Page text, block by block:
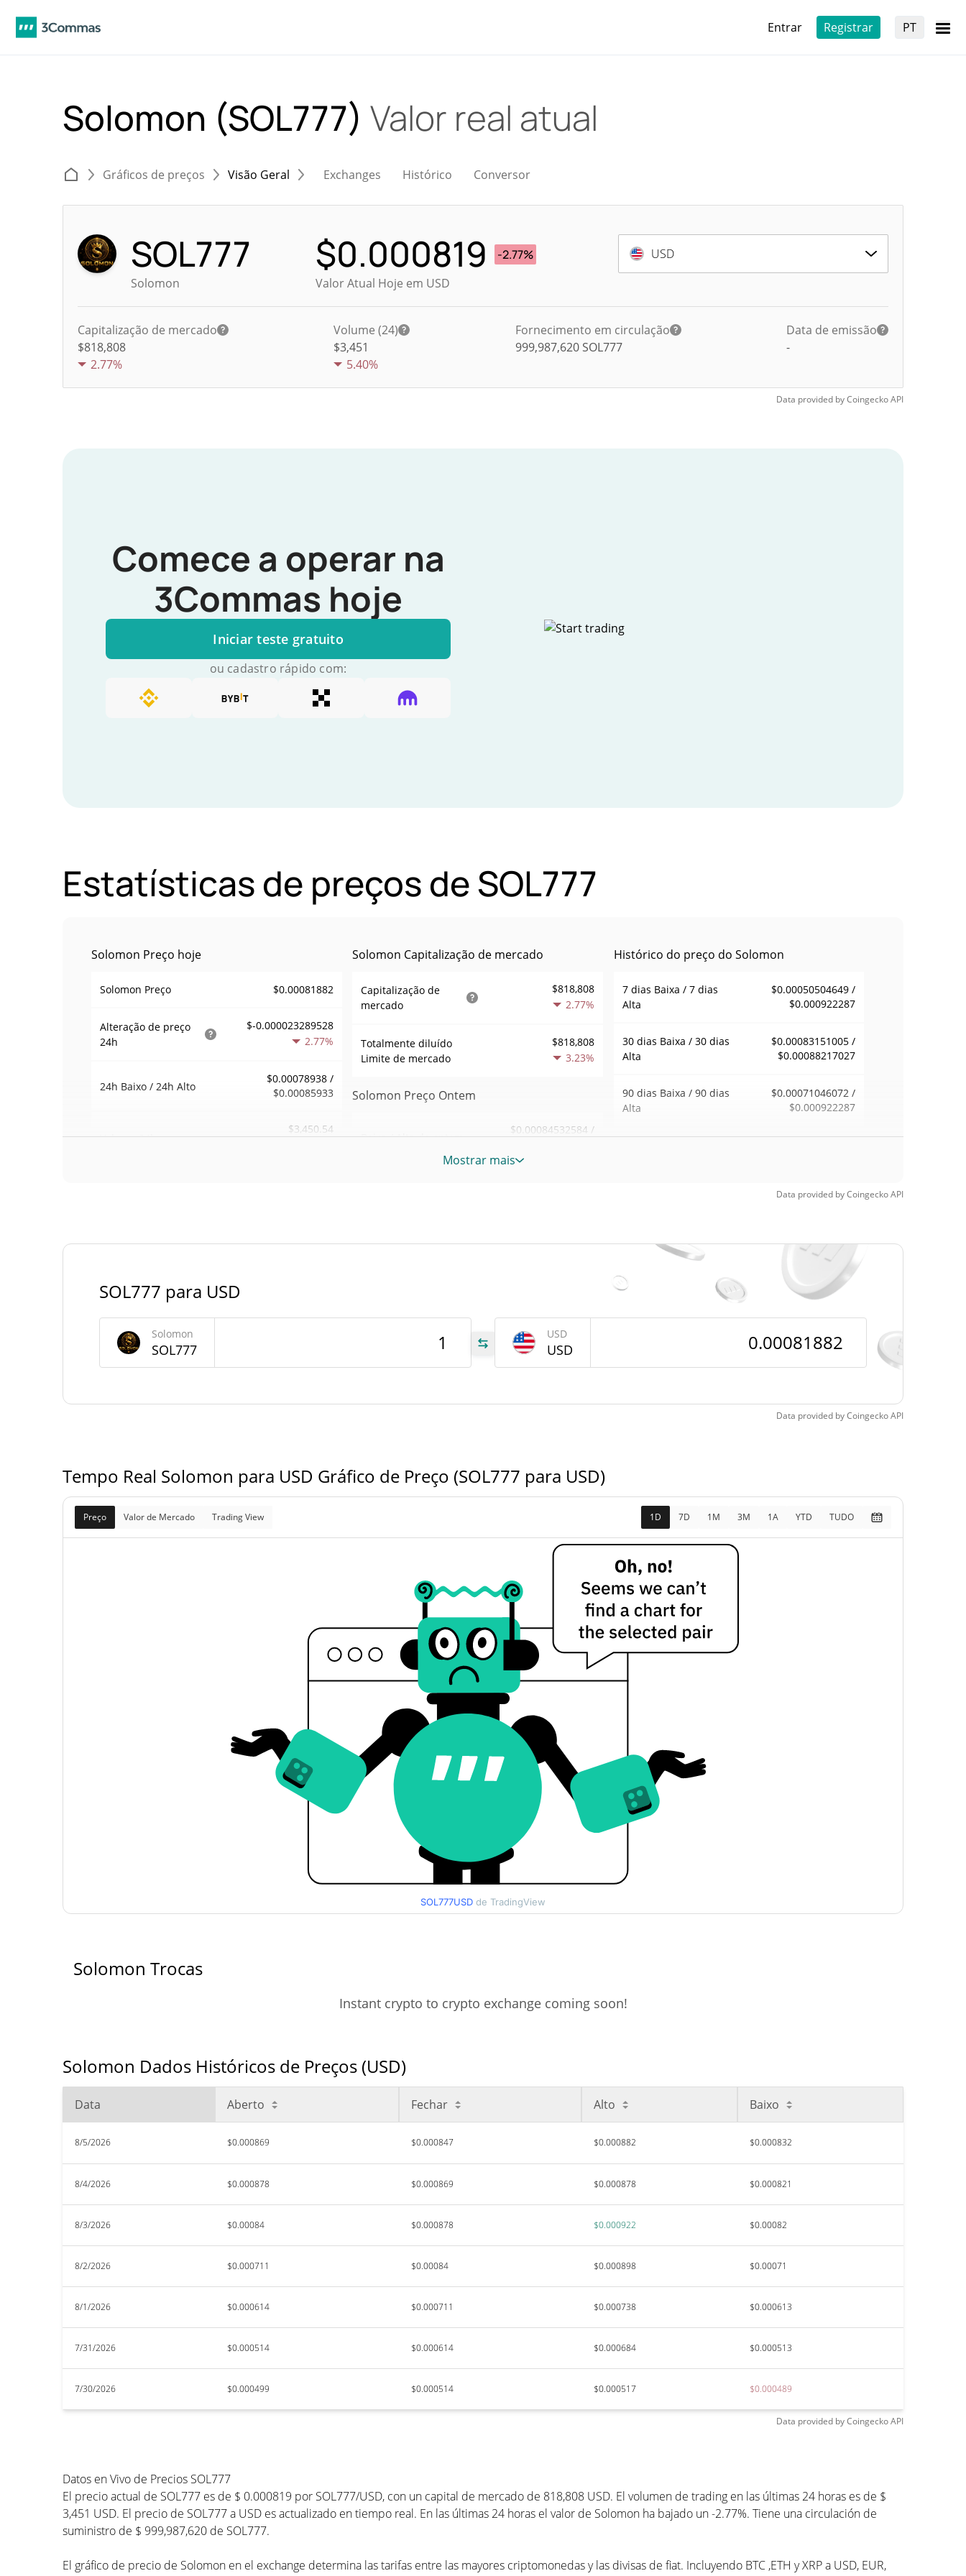
Entrar Registrar PT
Solomon (SOL777) Valor real atual
Gráficos de preços Visão Geral Exchanges Histórico Conversor
SOL777
Solomon
$0.000819
-2.77%
Valor Atual Hoje em USD
USD
Capitalização de mercado
$818,808
2.77%
Volume (24)
$3,451
5.40%
Fornecimento em circulação
999,987,620 SOL777
Data de emissão
-
Data provided byCoingeckoAPI
Comece a operar na
3Commas hoje
Iniciar teste gratuito
ou cadastro rápido com:
Estatísticas de preços de SOL777
Solomon Preço hoje
Solomon Preço $0.00081882
Alteração de preço
24h
$-0.000023289528
2.77%
24h Baixo / 24h Alto
$0.00078938 /
$0.00085933
Volume24h
$3,450.54
Fornecimento de Solomon
Fornecimento em
circulação
Solomon Capitalização de mercado
Capitalização de
mercado
$818,808
2.77%
Totalmente diluído
Limite de mercado
$818,808
3.23%
Solomon Preço Ontem
Baixa / Alta de ontem
$0.00084532584 /
Histórico do preço do Solomon
7 dias Baixa / 7 dias
Alta
$0.00050504649 /
$0.000922287
30 dias Baixa / 30 dias
Alta
$0.00083151005 /
$0.00088217027
90 dias Baixa / 90 dias
Alta
$0.00071046072 /
$0.000922287
Baixa de todos os
tempos
Jun 5, 2026 (2 meses atrás)
$0.00015407
431.46%
Mostrar mais
Data provided byCoingeckoAPI
SOL777 para USD
Solomon
SOL777
USD
USD
Data provided byCoingeckoAPI
Tempo Real Solomon para USD Gráfico de Preço (SOL777 para USD)
Preço Valor de Mercado Trading View 1D 7D 1M 3M 1A YTD TUDO
SOL777USD de TradingView
Solomon Trocas
Instant crypto to crypto exchange coming soon!
Solomon Dados Históricos de Preços (USD)
Data Aberto Fechar Alto Baixo
8/5/2026 $0.000869 $0.000847 $0.000882 $0.000832
8/4/2026 $0.000878 $0.000869 $0.000878 $0.000821
8/3/2026 $0.00084 $0.000878 $0.000922 $0.00082
8/2/2026 $0.000711 $0.00084 $0.000898 $0.00071
8/1/2026 $0.000614 $0.000711 $0.000738 $0.000613
7/31/2026 $0.000514 $0.000614 $0.000684 $0.000513
7/30/2026 $0.000499 $0.000514 $0.000517 $0.000489
Data provided byCoingeckoAPI
Datos en Vivo de Precios SOL777
El precio actual de SOL777 es de $ 0.000819 por SOL777/USD, con un capital de mercado de 818,808 USD. El volumen de trading en las últimas 24 horas es de $
3,451 USD. El precio de SOL777 a USD es actualizado en tiempo real. En las últimas 24 horas el valor de Solomon ha bajado un -2.77%. Tiene una circulación de
suministro de $ 999,987,620 de SOL777.
El gráfico de precio de Solomon en el exchange determina las tarifas entre las mayores criptomonedas y las divisas de fiat. Incluyendo BTC ,ETH y XRP a USD, EUR,